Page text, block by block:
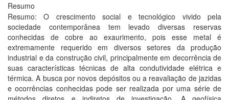
Resumo
Resumo: O crescimento social e tecnológico vivido pela
sociedade contemporânea tem levado diversas reservas
conhecidas de cobre ao exaurimento, pois esse metal é
extremamente requerido em diversos setores da produção
industrial e da construção civil, principalmente em decorrência de
suas características técnicas de alta condutividade elétrica e
térmica. A busca por novos depósitos ou a reavaliação de jazidas
e ocorrências conhecidas pode ser realizada por uma série de